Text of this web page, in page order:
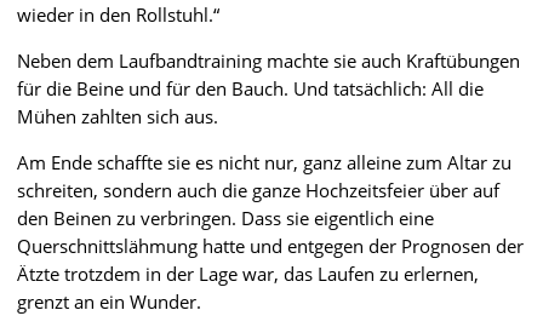
wieder in den Rollstuhl.“
Neben dem Laufbandtraining machte sie auch Kraftübungen
für die Beine und für den Bauch. Und tatsächlich: All die
Mühen zahlten sich aus.
Am Ende schaffte sie es nicht nur, ganz alleine zum Altar zu
schreiten, sondern auch die ganze Hochzeitsfeier über auf
den Beinen zu verbringen. Dass sie eigentlich eine
Querschnittslähmung hatte und entgegen der Prognosen der
Ätzte trotzdem in der Lage war, das Laufen zu erlernen,
grenzt an ein Wunder.